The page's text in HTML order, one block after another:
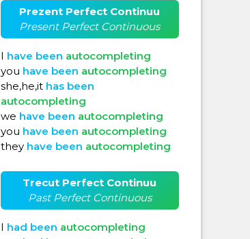
Prezent Perfect Continuu
Present Perfect Continuous
I have been autocompleting
you have been autocompleting
she,he,it has been
autocompleting
we have been autocompleting
you have been autocompleting
they have been autocompleting
Trecut Perfect Continuu
Past Perfect Continuous
I had been autocompleting